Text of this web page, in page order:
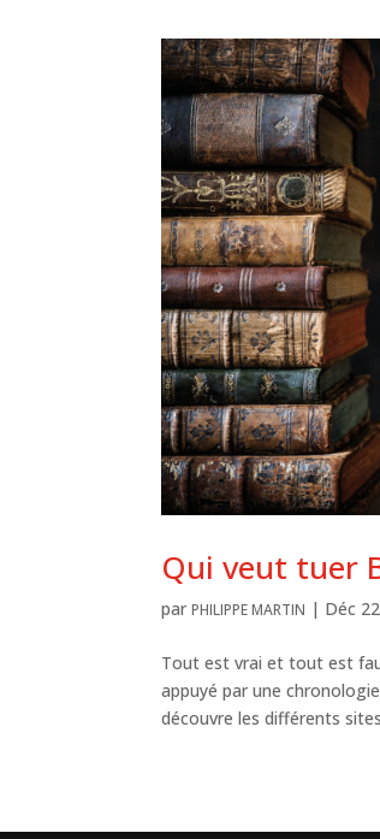
Qui veut tuer
parPHILIPPE MARTIN | Déc
Tout est vrai et tout est
appuyé par une
découvre les différents